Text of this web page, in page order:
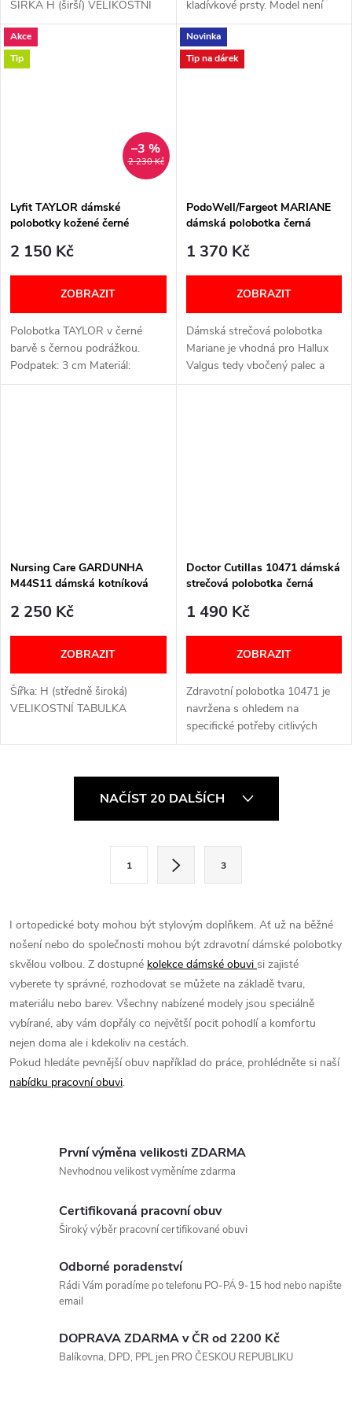
ŠÍŘKA H (širší) VELIKOSTNÍ
TABULKA
kladívkové prsty. Model není
vhodný pro široká chodidla.
Přední část je elastická a
přizpůsobivá Zapínání na...
Akce
Tip
2 230 Kč
–3 %
Lyfit TAYLOR dámské
polobotky kožené černé
2 150 Kč
ZOBRAZIT
Polobotka TAYLOR v černé
barvě s černou podrážkou.
Podpatek: 3 cm Materiál:
Kožený svršek a syntetická
Novinka
Tip na dárek
PodoWell/Fargeot MARIANE
dámská polobotka černá
1 370 Kč
ZOBRAZIT
Dámská strečová polobotka
Mariane je vhodná pro Hallux
Valgus tedy vbočený palec a
kladívkové prsty. Obuv má
Nursing Care GARDUNHA
M44S11 dámská kotníková
2 250 Kč
ZOBRAZIT
Šířka: H (středně široká)
VELIKOSTNÍ TABULKA
Doctor Cutillas 10471 dámská
strečová polobotka černá
1 490 Kč
ZOBRAZIT
Zdravotní polobotka 10471 je
navržena s ohledem na
specifické potřeby citlivých
chodidel. Pružný materiál
části Snadnému zapínání ...
d
a
c
í
p
r
NAČÍST 20 DALŠÍCH
á
n
k
o
v
á
n
í
1 3
I ortopedické boty mohou být stylovým doplňkem. Ať už na běžné
nošení nebo do společnosti mohou být zdravotní dámské polobotky
skvělou volbou. Z dostupné kolekce dámské obuvi si zajisté
vyberete ty správné, rozhodovat se můžete na základě tvaru,
materiálu nebo barev. Všechny nabízené modely jsou speciálně
vybírané, aby vám dopřály co největší pocit pohodlí a komfortu
nejen doma ale i kdekoliv na cestách.
Pokud hledáte pevnější obuv například do práce, prohlédněte si naší
nabídku pracovní obuvi.
První výměna velikosti ZDARMA
Nevhodnou velikost vyměníme zdarma
Certifikovaná pracovní obuv
Široký výběr pracovní certifikované obuvi
Odborné poradenství
Rádi Vám poradíme po telefonu PO-PÁ 9-15 hod nebo napište
email
DOPRAVA ZDARMA v ČR od 2200 Kč
Balíkovna, DPD, PPL jen PRO ČESKOU REPUBLIKU